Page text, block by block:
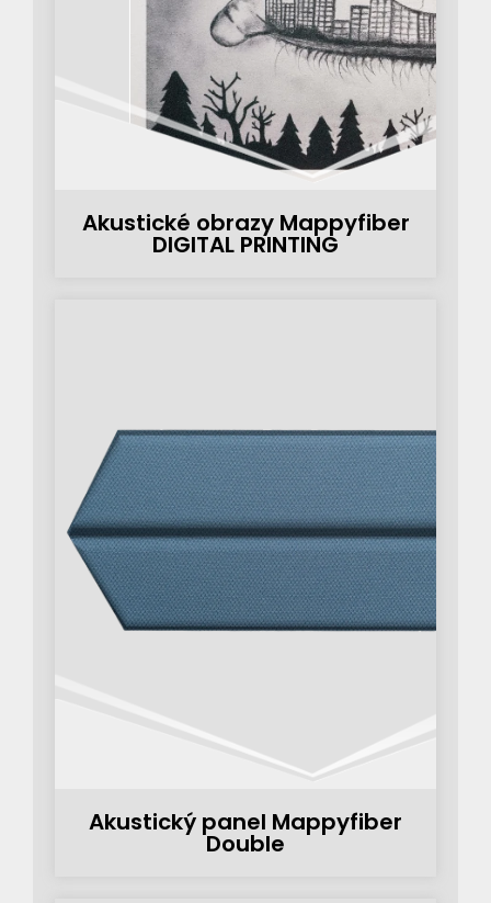
Akustické obrazy Mappyfiber
DIGITAL PRINTING
Akustický panel Mappyfiber
Double